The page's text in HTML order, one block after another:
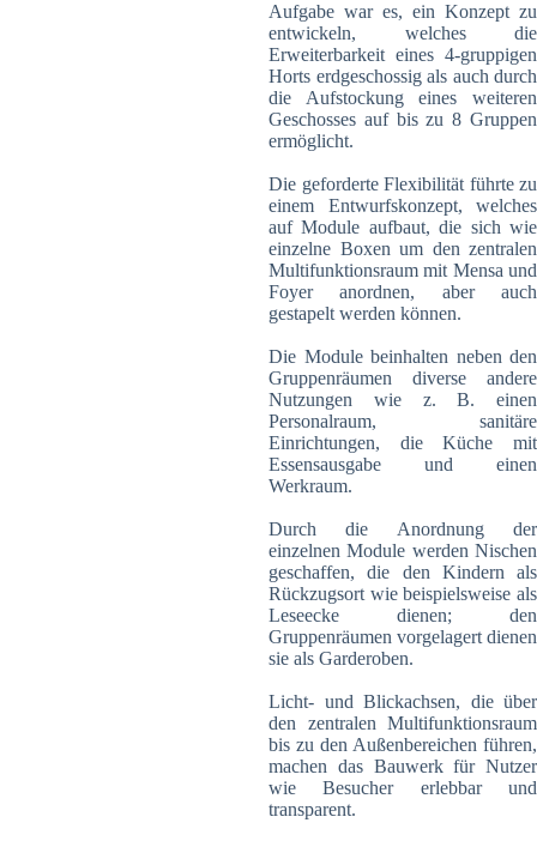
Aufgabe war es, ein Konzept zu
entwickeln, welches die
Erweiterbarkeit eines 4-gruppigen
Horts erdgeschossig als auch durch
die Aufstockung eines weiteren
Geschosses auf bis zu 8 Gruppen
ermöglicht.
Die geforderte Flexibilität führte zu
einem Entwurfskonzept, welches
auf Module aufbaut, die sich wie
einzelne Boxen um den zentralen
Multifunktionsraum mit Mensa und
Foyer anordnen, aber auch
gestapelt werden können.
Die Module beinhalten neben den
Gruppenräumen diverse andere
Nutzungen wie z. B. einen
Personalraum, sanitäre
Einrichtungen, die Küche mit
Essensausgabe und einen
Werkraum.
Durch die Anordnung der
einzelnen Module werden Nischen
geschaffen, die den Kindern als
Rückzugsort wie beispielsweise als
Leseecke dienen; den
Gruppenräumen vorgelagert dienen
sie als Garderoben.
Licht- und Blickachsen, die über
den zentralen Multifunktionsraum
bis zu den Außenbereichen führen,
machen das Bauwerk für Nutzer
wie Besucher erlebbar und
transparent.